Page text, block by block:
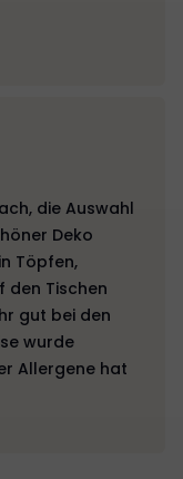
die Auswahl
Deko
Töpfen,
den Tischen
gut bei den
wurde
Allergene hat